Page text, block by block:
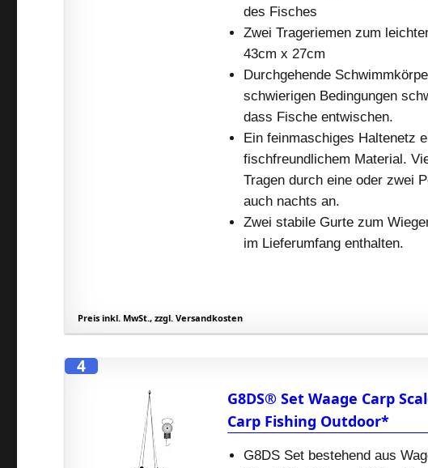
des Fisches
Zwei Trageriemen zum
43cm x 27cm
Durchgehende
schwierigen Bedingungen
dass Fische entwischen.
Ein feinmaschiges Haltenetz
fischfreundlichem Material.
Tragen durch eine oder zwei
auch nachts an.
Zwei stabile Gurte zum
im Lieferumfang enthalten.
Preis inkl. MwSt., zzgl. Versandkosten
4
G8DS® Set Waage Carp
Carp Fishing Outdoor*
G8DS Set bestehend aus